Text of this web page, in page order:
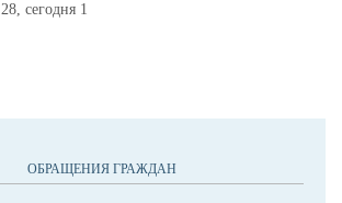
28, сегодня 1
ОБРАЩЕНИЯ ГРАЖДАН